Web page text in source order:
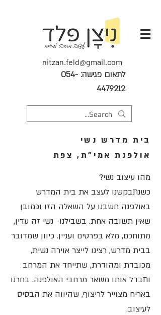
nitzan.feld@gmail.com
לתאום פגישה: 054-
4479212
בית מדרש נשי
אולפנת אמי"ת, צפת
מהו עיצוב נשי?
כשנתבקשנו לעצב את בית המדרש
באולפנה חשבנו על השאלה הזו וכמובן
שאין תשובה אחת. בשבילנו- נשי זה עדין,
מתוחכם, מלא בפרטים ועניין. כיוון שמדובר
בבית מדרש, רצינו לייצר אוירה נשית,
מכובדת ומהודרת, שתייחד את המרחב
ותבדל אותו משאר מרחבי האולפנה. בחרנו
באריח מצוייר לריצוף, שהיווה את הבסיס
לעיצוב.